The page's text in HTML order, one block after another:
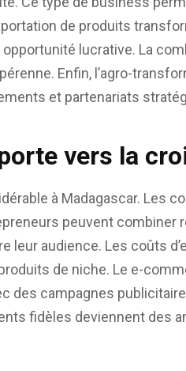
de produits
lucrative. La
Enfin, l’agro-
et partenariats
vers la
à Madagascar. Les
peuvent combiner
leur audience. Les coûts
de niche. Le e-
des campagnes
fidèles deviennent des